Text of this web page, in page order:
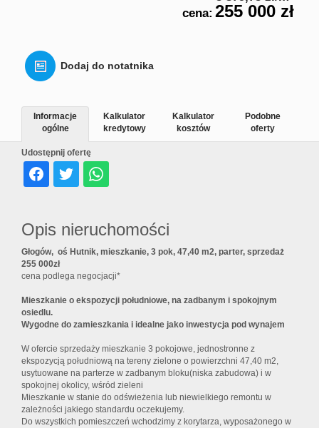
cena: 255 000 zł
Dodaj do notatnika
Udostępnij ofertę
Informacje
ogólne
Kalkulator
kredytowy
Kalkulator
kosztów
Podobne
oferty
Opis nieruchomości
Głogów, oś Hutnik, mieszkanie, 3 pok, 47,40 m2, parter, sprzedaż
255 000zł
cena podlega negocjacji*
Mieszkanie o ekspozycji południowe, na zadbanym i spokojnym
osiedlu.
Wygodne do zamieszkania i idealne jako inwestycja pod wynajem
W ofercie sprzedaży mieszkanie 3 pokojowe, jednostronne z
ekspozycją południową na tereny zielone o powierzchni 47,40 m2,
usytuowane na parterze w zadbanym bloku(niska zabudowa) i w
spokojnej okolicy, wśród zieleni
Mieszkanie w stanie do odświeżenia lub niewielkiego remontu w
zależności jakiego standardu oczekujemy.
Do wszystkich pomieszczeń wchodzimy z korytarza, wyposażonego w